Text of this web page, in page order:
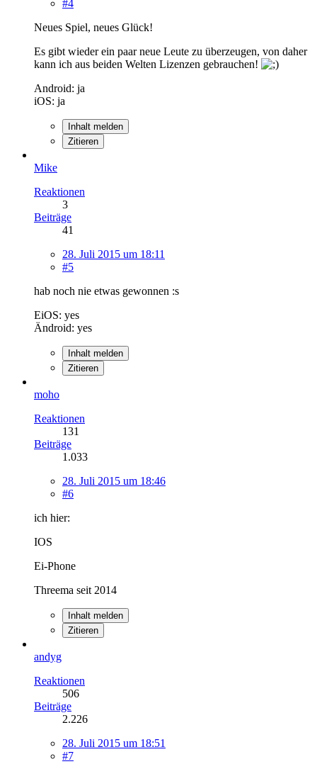
#4
Neues Spiel, neues Glück!
Es gibt wieder ein paar neue Leute zu überzeugen, von daher
kann ich aus beiden Welten Lizenzen gebrauchen!
Android: ja
iOS: ja
Inhalt melden
Zitieren
Mike
Reaktionen
3
Beiträge
41
28. Juli 2015 um 18:11
#5
hab noch nie etwas gewonnen :s
EiOS: yes
Ändroid: yes
Inhalt melden
Zitieren
moho
Reaktionen
131
Beiträge
1.033
28. Juli 2015 um 18:46
#6
ich hier:
IOS
Ei-Phone
Threema seit 2014
Inhalt melden
Zitieren
andyg
Reaktionen
506
Beiträge
2.226
28. Juli 2015 um 18:51
#7